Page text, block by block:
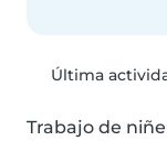
Última
Trabajo de